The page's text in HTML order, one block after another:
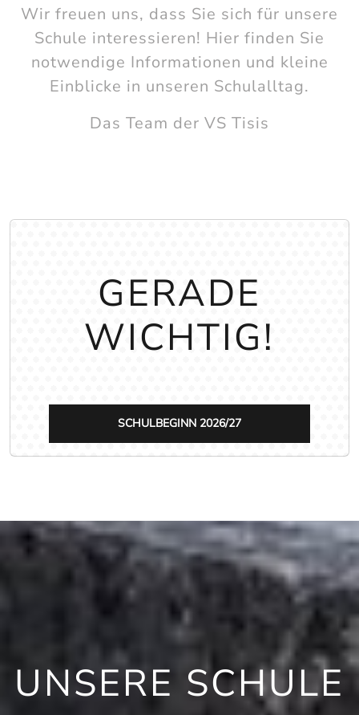
Wir freuen uns, dass Sie sich für unsere
Schule interessieren! Hier finden Sie
notwendige Informationen und kleine
Einblicke in unseren Schulalltag.
Das Team der VS Tisis
GERADE
WICHTIG!
SCHULBEGINN 2026/27
UNSERE SCHULE